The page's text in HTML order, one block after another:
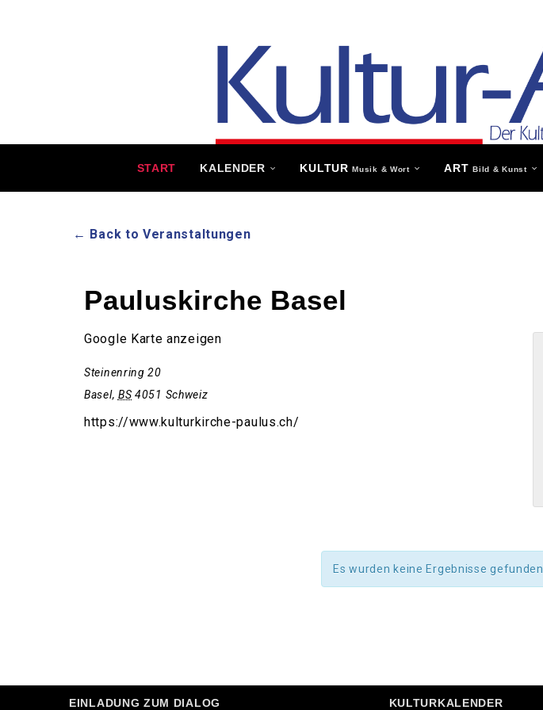
START KALENDER KULTURMusik & Wort ARTBild & Kunst
← Back to Veranstaltungen
Pauluskirche Basel
Google Karte anzeigen
Steinenring 20
Basel, BS 4051 Schweiz
https://www.kulturkirche-paulus.ch/
Es wurden keine Ergebnisse gefunden.
EINLADUNG ZUM DIALOG KULTURKALENDER